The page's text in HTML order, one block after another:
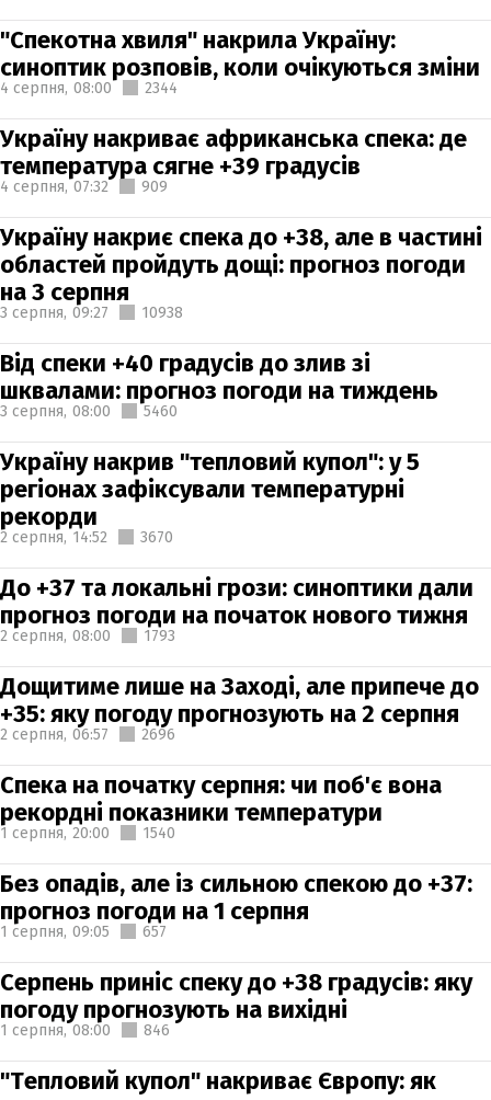
"Спекотна хвиля" накрила Україну:
синоптик розповів, коли очікуються зміни
4 серпня, 08:00 2344
Україну накриває африканська спека: де
температура сягне +39 градусів
4 серпня, 07:32 909
Україну накриє спека до +38, але в частині
областей пройдуть дощі: прогноз погоди
на 3 серпня
3 серпня, 09:27 10938
Від спеки +40 градусів до злив зі
шквалами: прогноз погоди на тиждень
3 серпня, 08:00 5460
Україну накрив "тепловий купол": у 5
регіонах зафіксували температурні
рекорди
2 серпня, 14:52 3670
До +37 та локальні грози: синоптики дали
прогноз погоди на початок нового тижня
2 серпня, 08:00 1793
Дощитиме лише на Заході, але припече до
+35: яку погоду прогнозують на 2 серпня
2 серпня, 06:57 2696
Спека на початку серпня: чи поб'є вона
рекордні показники температури
1 серпня, 20:00 1540
Без опадів, але із сильною спекою до +37:
прогноз погоди на 1 серпня
1 серпня, 09:05 657
Серпень приніс спеку до +38 градусів: яку
погоду прогнозують на вихідні
1 серпня, 08:00 846
"Тепловий купол" накриває Європу: як